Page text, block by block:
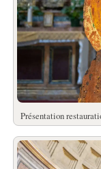
Présentation